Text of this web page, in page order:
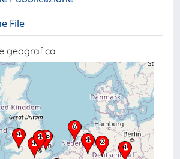
File
geografica